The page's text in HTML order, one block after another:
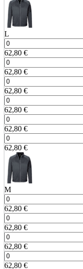
L
62,80 €
62,80 €
62,80 €
62,80 €
62,80 €
62,80 €
M
62,80 €
62,80 €
62,80 €
62,80 €